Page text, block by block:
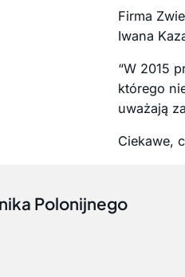
Firma
Iwana
“W 2015
którego
uważają
Ciekawe,
Polonijnego